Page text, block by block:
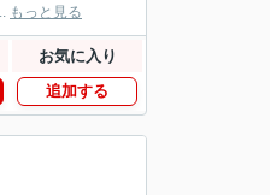
もっと見る
お気に入り
追加する